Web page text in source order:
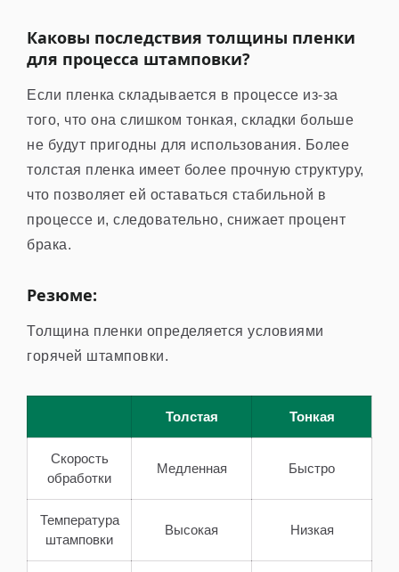
Каковы последствия толщины пленки
для процесса штамповки?
Если пленка складывается в процессе из-за
того, что она слишком тонкая, складки больше
не будут пригодны для использования. Более
толстая пленка имеет более прочную структуру,
что позволяет ей оставаться стабильной в
процессе и, следовательно, снижает процент
брака.
Резюме:
Толщина пленки определяется условиями
горячей штамповки.
Толстая Тонкая
Скорость
обработки
Медленная Быстро
Температура
штамповки
Высокая Низкая